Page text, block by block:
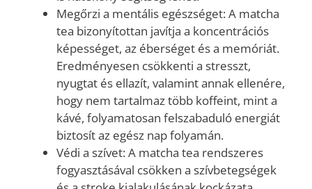
Megőrzi a mentális egészséget: A matcha
tea bizonyítottan javítja a koncentrációs
képességet, az éberséget és a memóriát.
Eredményesen csökkenti a stresszt,
nyugtat és ellazít, valamint annak ellenére,
hogy nem tartalmaz több koffeint, mint a
kávé, folyamatosan felszabaduló energiát
biztosít az egész nap folyamán.
Védi a szívet: A matcha tea rendszeres
fogyasztásával csökken a szívbetegségek